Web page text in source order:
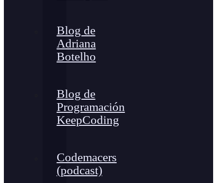
Blog de
Adriana
Botelho
Blog de
Programación
KeepCoding
Codemacers
(podcast)